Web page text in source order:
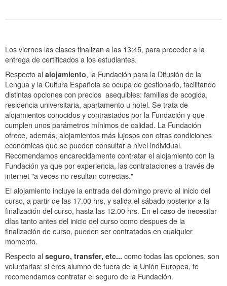
Los viernes las clases finalizan a las 13:45, para proceder a la
entrega de certificados a los estudiantes.
Respecto al alojamiento, la Fundación para la Difusión de la
Lengua y la Cultura Española se ocupa de gestionarlo, facilitando
distintas opciones con precios asequibles: familias de acogida,
residencia universitaria, apartamento u hotel. Se trata de
alojamientos conocidos y contrastados por la Fundación y que
cumplen unos parámetros mínimos de calidad. La Fundación
ofrece, además, alojamientos más lujosos con otras condiciones
económicas que se pueden consultar a nivel individual.
Recomendamos encarecidamente contratar el alojamiento con la
Fundación ya que por experiencia, las contrataciones a través de
internet "a veces no resultan correctas."
El alojamiento incluye la entrada del domingo previo al inicio del
curso, a partir de las 17.00 hrs, y salida el sábado posterior a la
finalización del curso, hasta las 12.00 hrs. En el caso de necesitar
días tanto antes del inicio del curso como despues de la
finalización de curso, pueden ser contratados en cualquier
momento.
Respecto al seguro, transfer, etc... como todas las opciones, son
voluntarias: si eres alumno de fuera de la Unión Europea, te
recomendamos contratar el seguro de la Fundación.